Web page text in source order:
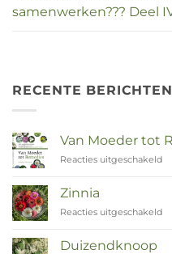
samenwerken??? Deel
RECENTE BERICHTEN
Van Moeder tot
Reacties uitgeschakeld
Zinnia
Reacties uitgeschakeld
Duizendknoop